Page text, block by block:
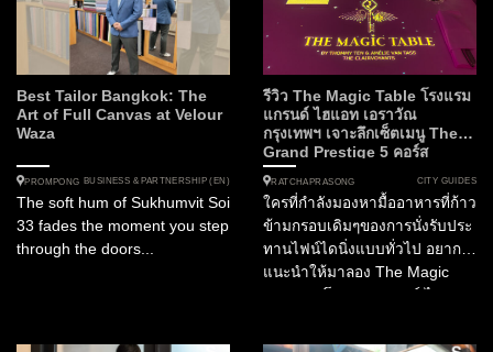
Best Tailor Bangkok: The
Art of Full Canvas at Velour
Waza
PROMPONG BUSINESS & PARTNERSHIP (EN)
The soft hum of Sukhumvit Soi
33 fades the moment you step
through the doors...
รีวิว The Magic Table โรงแรม
แกรนด์ ไฮแอท เอราวัณ
กรุงเทพฯ เจาะลึกเซ็ตเมนู The
Grand Prestige 5 คอร์ส
RATCHAPRASONG CITY GUIDES
ใครที่กำลังมองหามื้ออาหารที่ก้าว
ข้ามกรอบเดิมๆของการนั่งรับประ
ทานไฟน์ไดนิ่งแบบทั่วไป อยาก
แนะนำให้มาลอง The Magic
Table ณ โรงแรมแกรนด์ ไฮแอท
การรับประทานอาหารในรูปแบบ